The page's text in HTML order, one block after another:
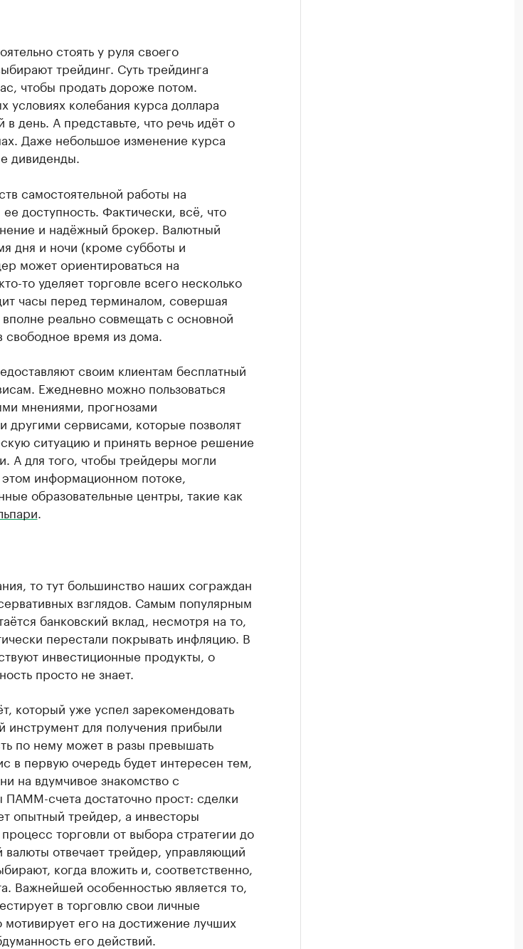
стоять у руля своего
трейдинг. Суть трейдинга
чтобы продать дороже потом.
колебания курса доллара
в день. А представьте, что речь идёт о
Даже небольшое изменение курса
дивиденды.
самостоятельной работы на
доступность. Фактически, всё, что
и надёжный брокер. Валютный
дня и ночи (кроме субботы и
может ориентироваться на
то уделяет торговле всего несколько
часы перед терминалом, совершая
реально совмещать с основной
время из дома.
своим клиентам бесплатный
Ежедневно можно пользоваться
мнениями, прогнозами
другими сервисами, которые позволят
ситуацию и принять верное решение
А для того, чтобы трейдеры могли
информационном потоке,
образовательные центры, такие как
то тут большинство наших сограждан
взглядов. Самым популярным
банковский вклад, несмотря на то,
перестали покрывать инфляцию. В
инвестиционные продукты, о
просто не знает.
который уже успел зарекомендовать
инструмент для получения прибыли
по нему может в разы превышать
в первую очередь будет интересен тем,
на вдумчивое знакомство с
счета достаточно прост: сделки
опытный трейдер, а инвесторы
торговли от выбора стратегии до
отвечает трейдер, управляющий
когда вложить и, соответственно,
Важнейшей особенностью является то,
в торговлю свои личные
его на достижение лучших
его действий.